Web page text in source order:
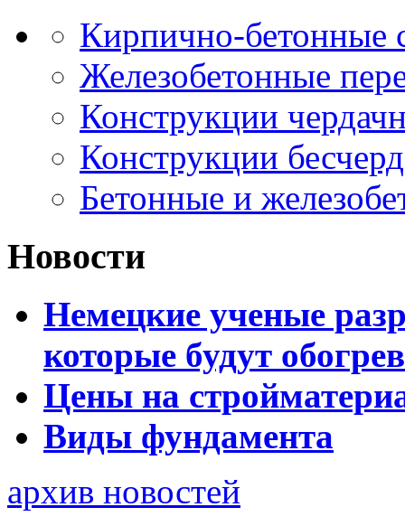
Кирпично-бетонные
Железобетонные
Конструкции
Конструкции
Бетонные и
Новости
Немецкие ученые
которые будут
Цены на
Виды фундамента
архив новостей